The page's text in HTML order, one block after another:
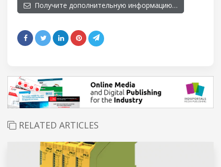
Получите дополнительную информацию…
RELATED ARTICLES